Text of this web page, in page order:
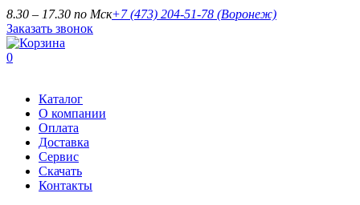
8.30 – 17.30 по Мск+7 (473) 204-51-78 (Воронеж)
Заказать звонок
0
Каталог
О компании
Оплата
Доставка
Сервис
Скачать
Контакты